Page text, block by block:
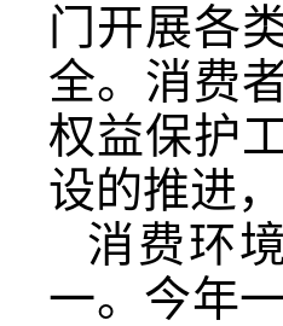
门开展各
全。消费
权益保护
设的推进
消费环
一。今年